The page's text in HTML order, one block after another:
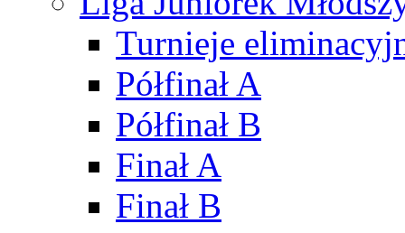
Turnieje
Półfinał A
Półfinał B
Finał A
Finał B